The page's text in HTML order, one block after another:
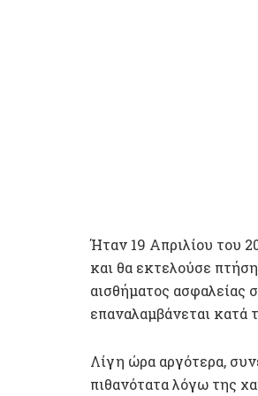
Ήταν 19 Απριλίου του
και θα εκτελούσε
αισθήματος ασφαλείας
επαναλαμβάνεται κατά
Λίγη ώρα αργότερα,
πιθανότατα λόγω της